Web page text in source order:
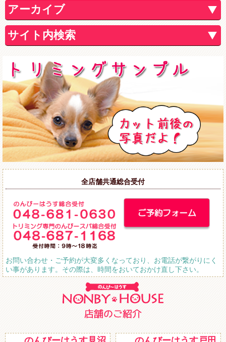
アーカイブ
サイト内検索
全店舗共通総合受付
お問い合わせ・ご予約が大変多くなっており、お電話が繋がりにく
い事があります。その際は、時間をおいておかけ直し下さい。